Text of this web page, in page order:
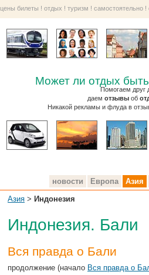
цены билеты ! отдых ! туризм ! самостоятельно !
Может ли отдых
Помогаем друг
даем отзывы об
Никакой рекламы и флуда в
новости
Европа Азия
Азия > Индонезия
Индонезия. Бали
Вся правда о Бали
продолжение (начало Вся правда о